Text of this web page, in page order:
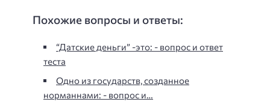
Похожие вопросы и ответы:
“Датские деньги” -это: - вопрос и ответ
теста
Одно из государств, созданное
норманнами: - вопрос и…